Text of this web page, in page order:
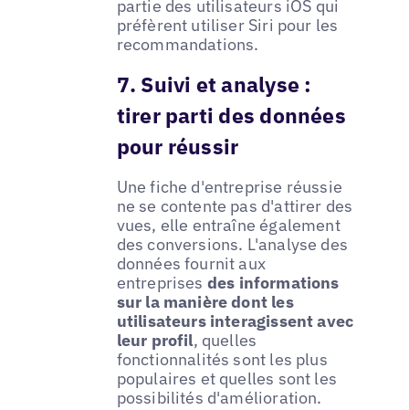
partie des utilisateurs iOS qui
préfèrent utiliser Siri pour les
recommandations.
7. Suivi et analyse :
tirer parti des données
pour réussir
Une fiche d'entreprise réussie
ne se contente pas d'attirer des
vues, elle entraîne également
des conversions. L'analyse des
données fournit aux
entreprises des informations
sur la manière dont les
utilisateurs interagissent avec
leur profil, quelles
fonctionnalités sont les plus
populaires et quelles sont les
possibilités d'amélioration.